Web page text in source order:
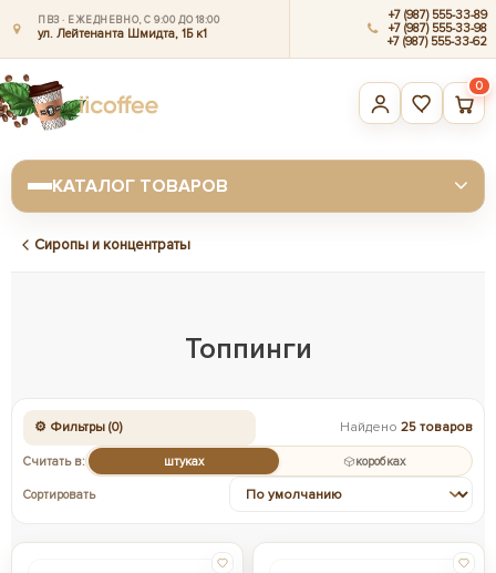
ПВЗ · ЕЖЕДНЕВНО, С 9:00 ДО 18:00
ул. Лейтенанта Шмидта, 1Б к1
+7 (987) 555-33-89
+7 (987) 555-33-98
+7 (987) 555-33-62
0
КАТАЛОГ ТОВАРОВ
Сиропы и концентраты
Топпинги
⚙ Фильтры (0) Найдено 25 товаров
Считать в: штуках коробках
Сортировать